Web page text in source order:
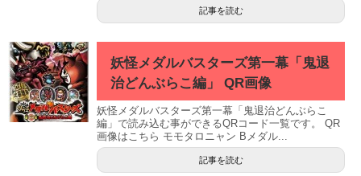
記事を読む
妖怪メダルバスターズ第一幕「鬼退
治どんぶらこ編」 QR画像
妖怪メダルバスターズ第一幕「鬼退治どんぶらこ
編」で読み込む事ができるQRコード一覧です。 QR
画像はこちら モモタロニャン Bメダル...
記事を読む